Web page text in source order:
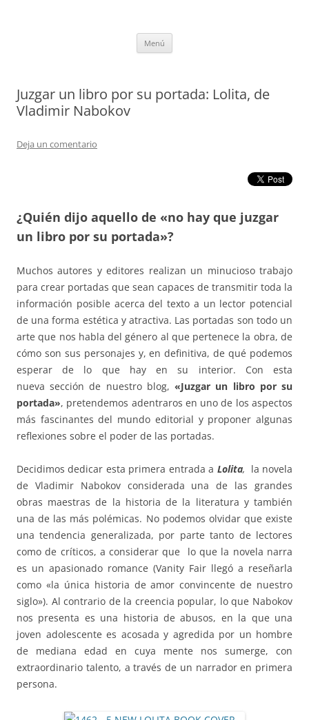
Menú
Juzgar un libro por su portada: Lolita, de
Vladimir Nabokov
Deja un comentario
¿Quién dijo aquello de «no hay que juzgar
un libro por su portada»?
Muchos autores y editores realizan un minucioso trabajo
para crear portadas que sean capaces de transmitir toda la
información posible acerca del texto a un lector potencial
de una forma estética y atractiva. Las portadas son todo un
arte que nos habla del género al que pertenece la obra, de
cómo son sus personajes y, en definitiva, de qué podemos
esperar de lo que hay en su interior. Con esta
nueva sección de nuestro blog,«Juzgar un libro por su
portada», pretendemos adentraros en uno de los aspectos
más fascinantes del mundo editorial y proponer algunas
reflexiones sobre el poder de las portadas.
Decidimos dedicar esta primera entrada a Lolita, la novela
de Vladimir Nabokov considerada una de las grandes
obras maestras de la historia de la literatura y también
una de las más polémicas. No podemos olvidar que existe
una tendencia generalizada, por parte tanto de lectores
como de críticos, a considerar que lo que la novela narra
es un apasionado romance (Vanity Fair llegó a reseñarla
como «la única historia de amor convincente de nuestro
siglo»). Al contrario de la creencia popular, lo que Nabokov
nos presenta es una historia de abusos, en la que una
joven adolescente es acosada y agredida por un hombre
de mediana edad en cuya mente nos sumerge, con
extraordinario talento, a través de un narrador en primera
persona.